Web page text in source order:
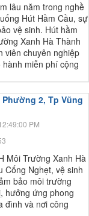
lâu năm trong nghề
Hút Hầm Cầu, sự
vệ sinh. Hút hầm
Xanh Hà Thành
viên chuyên nghiệp
miễn phí cộng
Phường 2, Tp Vũng
PM
Môi Trường Xanh Hà
Cống Nghẹt, vệ sinh
bảo môi trường
hưởng ứng phong
đình và nơi công